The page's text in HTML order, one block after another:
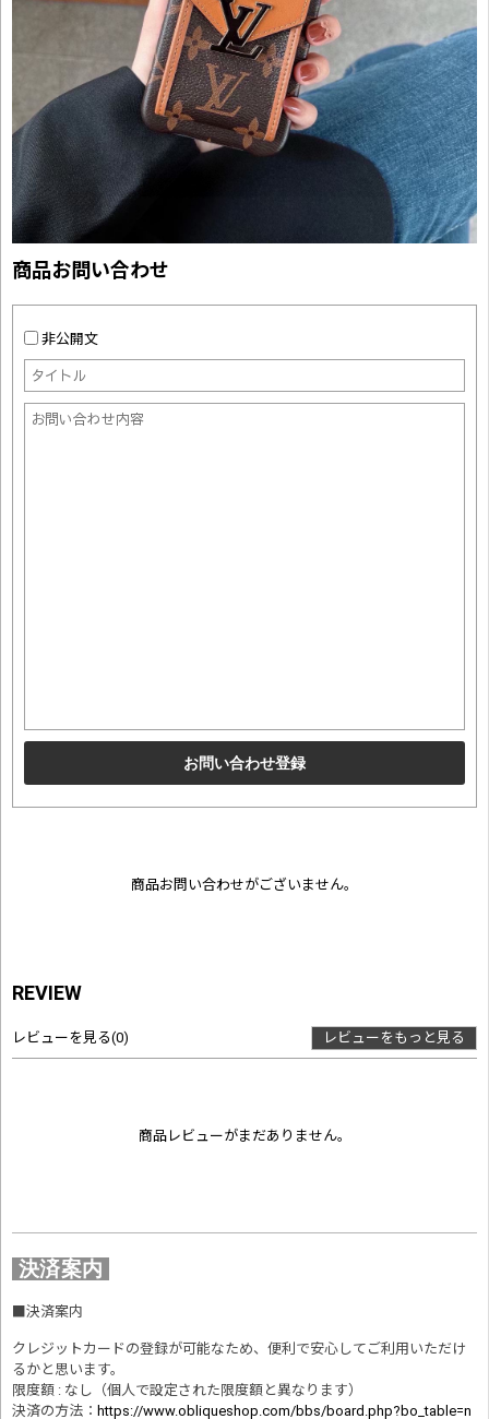
商品お問い合わせ
非公開文
商品お問い合わせがございません。
REVIEW
レビューを見る(0) レビューをもっと見る
商品レビューがまだありません。
決済案内
決済案内
クレジットカードの登録が可能なため、便利で安心してご利用いただけ
るかと思います。
限度額 : なし（個人で設定された限度額と異なります）
決済の方法 ： https://www.obliqueshop.com/bbs/board.php?bo_table=n